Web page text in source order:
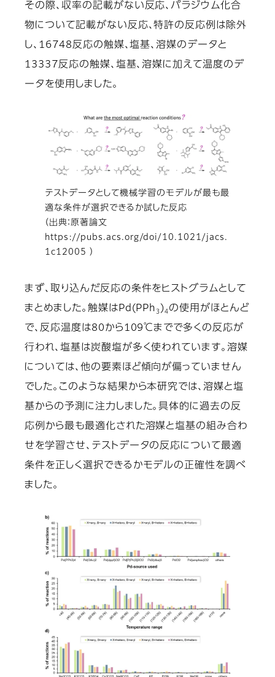
その際、 収率の記載がない反応、パラジウム化合
物について記載がない反応、特許の反応例は除外
し、16748反応の触媒、塩基、溶媒のデータと
13337反応の触媒、塩基、溶媒に加えて温度のデ
ータを使用しました。
テストデータとして機械学習のモデルが最も最
適な条件が選択できるか試した反応
（出典：原著論文
https://pubs.acs.org/doi/10.1021/jacs.
1c12005 ）
まず、取り込んだ反応の条件をヒストグラムとして
まとめました。触媒はPd(PPh 3)4 の使用がほとんど
で、反応温度は80から109℃までで多くの反応が
行われ、塩基は炭酸塩が多く使われています。溶媒
については、他の要素ほど傾向が偏っていません
でした。このような結果から本研究では、 溶媒と塩
基からの予測に注力しました。具体的に過去の反
応例から最も最適化された溶媒と塩基の組み合わ
せを学習させ、 テストデータの反応について最適
条件を正しく選択できるかモデルの正確性を調べ
ました。